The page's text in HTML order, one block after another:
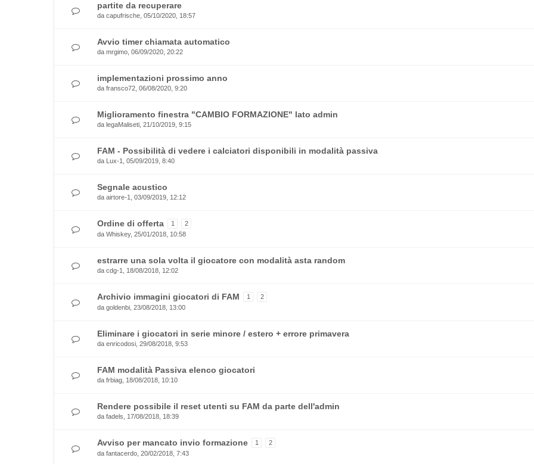
partite da recuperare
da capufrische , 05/10/2020, 18:57
Avvio timer chiamata automatico
da mrgimo , 06/09/2020, 20:22
implementazioni prossimo anno
da fransco72 , 06/08/2020, 9:20
Miglioramento finestra "CAMBIO FORMAZIONE" lato admin
da legaMaliseti , 21/10/2019, 9:15
FAM - Possibilità di vedere i calciatori disponibili in modalità passiva
da Lux-1 , 05/09/2019, 8:40
Segnale acustico
da airtore-1 , 03/09/2019, 12:12
Ordine di offerta 1
2
da Whiskey, 25/01/2018, 10:58
estrarre una sola volta il giocatore con modalità asta random
da cdg-1 , 18/08/2018, 12:02
Archivio immagini giocatori di FAM 1
2
da goldenbi , 23/08/2018, 13:00
Eliminare i giocatori in serie minore / estero + errore primavera
da enricodosi , 29/08/2018, 9:53
FAM modalità Passiva elenco giocatori
da frbiag , 18/08/2018, 10:10
Rendere possibile il reset utenti su FAM da parte dell'admin
da fadels , 17/08/2018, 18:39
Avviso per mancato invio formazione 1
2
da fantacerdo , 20/02/2018, 7:43